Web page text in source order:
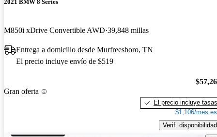
2021 BMW 8 Series
M850i xDrive Convertible AWD 39,848 millas
Entrega a domicilio desde Murfreesboro, TN
El precio incluye envío de $519
Gran oferta
El precio incluye tasas
$1,106/mes
Verif. disponibilidad